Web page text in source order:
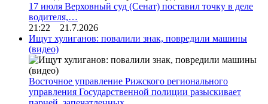
17 июля Верховный суд (Сенат) поставил точку в деле
водителя,…
21:22 21.7.2026
Ищут хулиганов: повалили знак, повредили машины
(видео)
Восточное управление Рижского регионального
управления Государственной полиции разыскивает